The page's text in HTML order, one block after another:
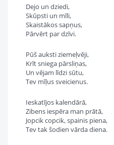
Dejo un dziedi,
Skūpsti un mīli,
Skaistākos sapņus,
Pārvērt par dzīvi.
Pūš auksti ziemeļvēji,
Krīt sniega pārsliņas,
Un vējam līdzi sūtu,
Tev mīļus sveicienus.
Ieskatījos kalendārā,
Zibens iespēra man prātā,
Jopcik copcik, spainis piena,
Tev tak šodien vārda diena.